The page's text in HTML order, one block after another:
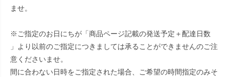
ませ。
※ご指定のお日にちが「商品ページ記載の発送予定＋配達日数
」より以前のご指定につきましては承ることができませんのご注
意くださいませ。
間に合わない日時をご指定された場合、ご希望の時間指定のみそ